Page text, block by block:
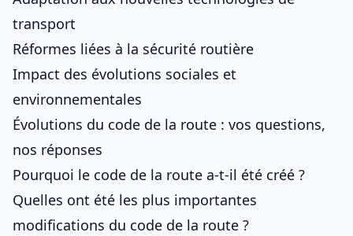
transport
Réformes liées à la sécurité routière
Impact des évolutions sociales et
environnementales
Évolutions du code de la route : vos questions,
nos réponses
Pourquoi le code de la route a-t-il été créé ?
Quelles ont été les plus importantes
modifications du code de la route ?